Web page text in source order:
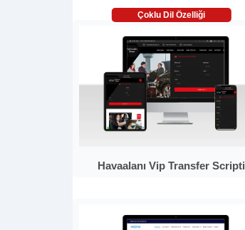
Çoklu Dil Özelliği
Havaalanı Vip Transfer Scripti